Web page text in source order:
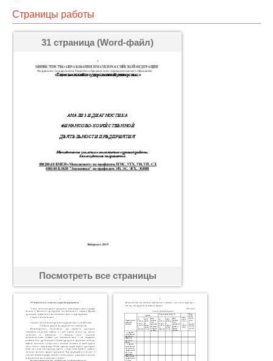
Страницы работы
31 страница (Word-файл)
Посмотреть все страницы